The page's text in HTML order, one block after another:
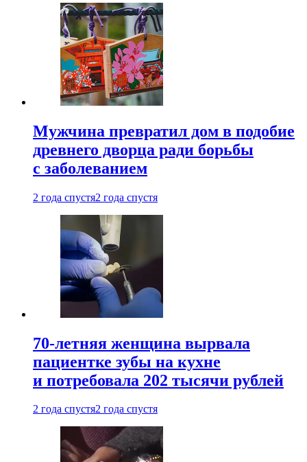
Мужчина превратил дом в подобие
древнего дворца ради борьбы
с заболеванием
2 года спустя2 года спустя
70-летняя женщина вырвала
пациентке зубы на кухне
и потребовала 202 тысячи рублей
2 года спустя2 года спустя